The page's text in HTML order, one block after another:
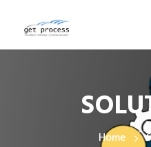
Home